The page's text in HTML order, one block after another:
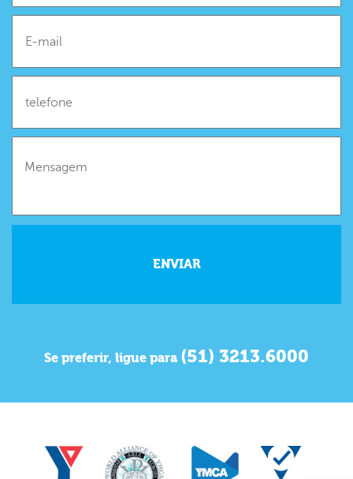
Se preferir, ligue para (51) 3213.6000